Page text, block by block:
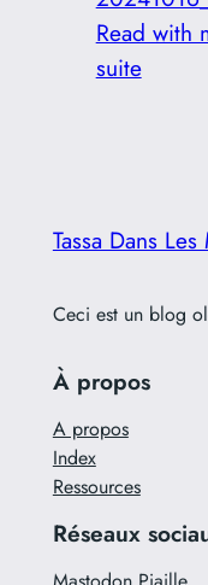
Read with
suite
Tassa Dans
Ceci est un blog
À propos
A propos
Index
Ressources
Réseaux